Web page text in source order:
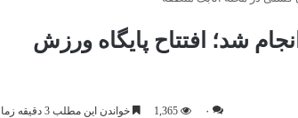
شد؛ افتتاح پایگاه ورزش
۰ 1,365 خواندن این مطلب 3 دقیقه زمان میبرد